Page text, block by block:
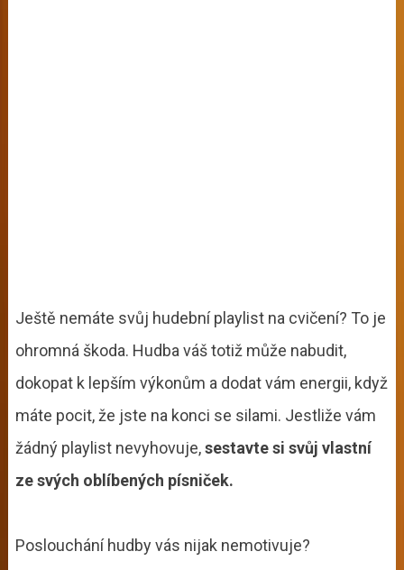
Ještě nemáte svůj hudební playlist na cvičení? To je
ohromná škoda. Hudba váš totiž může nabudit,
dokopat k lepším výkonům a dodat vám energii, když
máte pocit, že jste na konci se silami. Jestliže vám
žádný playlist nevyhovuje,sestavte si svůj vlastní
ze svých oblíbených písniček.
Poslouchání hudby vás nijak nemotivuje?